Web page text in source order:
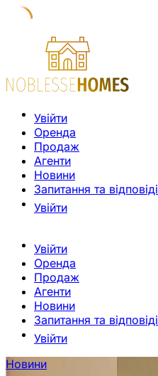
Увійти
Оренда
Продаж
Агенти
Новини
Запитання та відповіді
Увійти
Увійти
Оренда
Продаж
Агенти
Новини
Запитання та відповіді
Увійти
Новини